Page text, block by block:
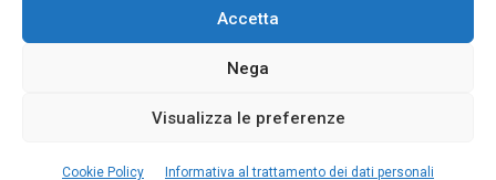
Accetta
Nega
Visualizza le preferenze
Cookie Policy Informativa al trattamento dei dati personali
Copyright Blumatica
MENU